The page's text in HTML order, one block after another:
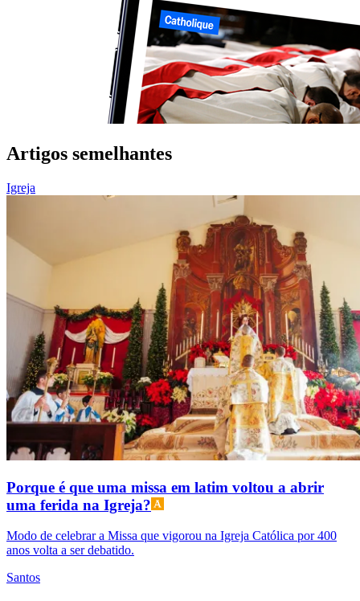
Artigos semelhantes
Igreja
Porque é que uma missa em latim voltou a abrir
uma ferida na Igreja?
Modo de celebrar a Missa que vigorou na Igreja Católica por 400
anos volta a ser debatido.
Santos